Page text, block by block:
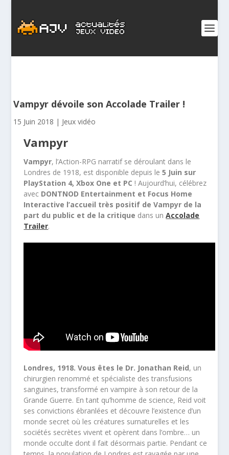
Vampyr dévoile son Accolade Trailer !
15 Juin 2018 | Jeux vidéo
Vampyr
Vampyr, l’Action-RPG narratif se déroulant dans le
Londres de 1918, est disponible depuis le5 Juin sur
PlayStation 4, Xbox One et PC ! Aujourd’hui, célébrez
avec DONTNOD Entertainment et Focus Home
Interactive l’accueil très positif de Vampyr de la
part du public et de la critique dans unAccolade
Trailer.
Londres, 1918. Vous êtes le Dr. Jonathan Reid, un
chirurgien renommé et spécialiste des transfusions
sanguines, transformé en vampire à son retour de la
Grande Guerre. En tant qu’homme de science, Reid voit
ses convictions ébranlées et découvre l’existence d’un
monde secret où les créatures surnaturelles et les
sociétés secrètes vivent et opèrent dans l’ombre… un
monde occulte dont il fait désormais partie. Pendant ce